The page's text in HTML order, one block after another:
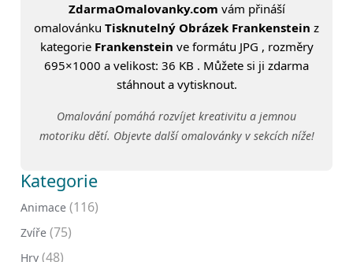
ZdarmaOmalovanky.com vám přináší
omalovánku Tisknutelný Obrázek Frankenstein z
kategorie Frankenstein ve formátu JPG , rozměry
695×1000 a velikost: 36 KB . Můžete si ji zdarma
stáhnout a vytisknout.
Omalování pomáhá rozvíjet kreativitu a jemnou
motoriku dětí. Objevte další omalovánky v sekcích níže!
Kategorie
Animace (116)
Zvíře (75)
Hry (48)